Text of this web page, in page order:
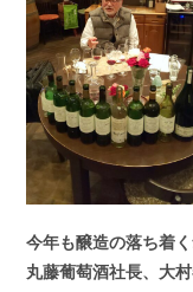
今年も醸造の落ち着く
丸藤葡萄酒社長、大